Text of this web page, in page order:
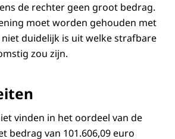
de rechter geen groot bedrag.
moet worden gehouden met
duidelijk is uit welke strafbare
zou zijn.
vinden in het oordeel van de
bedrag van 101.606,09 euro